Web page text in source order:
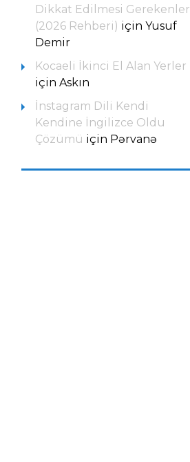
Dikkat Edilmesi Gerekenler
(2026 Rehberi) için Yusuf
Demir
Kocaeli İkinci El Alan Yerler
için Askın
İnstagram Dili Kendi
Kendine İngilizce Oldu
Çözümü için Pərvanə